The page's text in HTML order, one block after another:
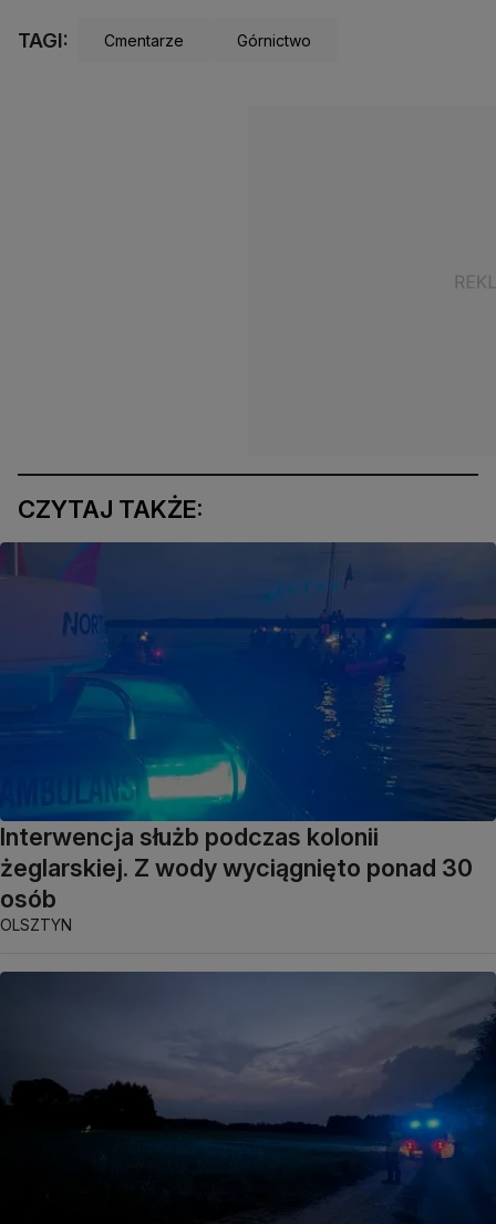
TAGI: Cmentarze Górnictwo
CZYTAJ TAKŻE:
Interwencja służb podczas kolonii
żeglarskiej. Z wody wyciągnięto ponad 30
osób
OLSZTYN